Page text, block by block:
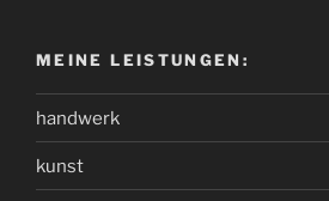
MEINE LEISTUNGEN:
handwerk
kunst